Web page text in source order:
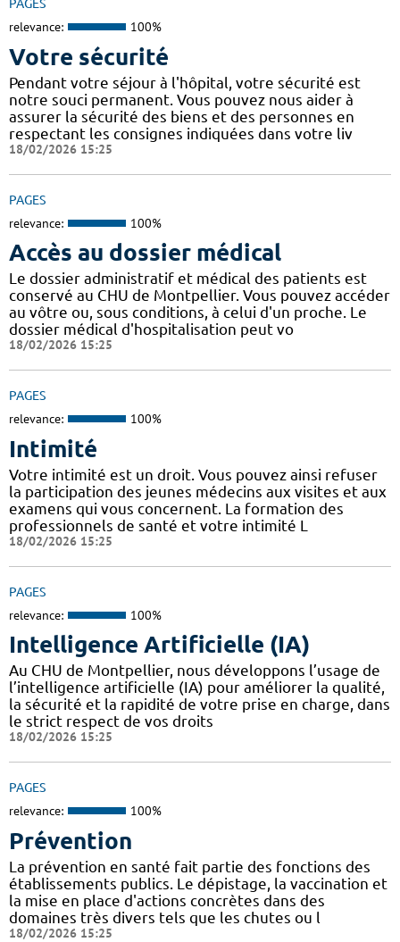
PAGES
relevance: 100%
Votre sécurité
Pendant votre séjour à l'hôpital, votre sécurité est
notre souci permanent. Vous pouvez nous aider à
assurer la sécurité des biens et des personnes en
respectant les consignes indiquées dans votre liv
18/02/2026 15:25
PAGES
relevance: 100%
Accès au dossier médical
Le dossier administratif et médical des patients est
conservé au CHU de Montpellier. Vous pouvez accéder
au vôtre ou, sous conditions, à celui d'un proche. Le
dossier médical d'hospitalisation peut vo
18/02/2026 15:25
PAGES
relevance: 100%
Intimité
Votre intimité est un droit. Vous pouvez ainsi refuser
la participation des jeunes médecins aux visites et aux
examens qui vous concernent. La formation des
professionnels de santé et votre intimité L
18/02/2026 15:25
PAGES
relevance: 100%
Intelligence Artificielle (IA)
Au CHU de Montpellier, nous développons l’usage de
l’intelligence artificielle (IA) pour améliorer la qualité,
la sécurité et la rapidité de votre prise en charge, dans
le strict respect de vos droits
18/02/2026 15:25
PAGES
relevance: 100%
Prévention
La prévention en santé fait partie des fonctions des
établissements publics. Le dépistage, la vaccination et
la mise en place d'actions concrètes dans des
domaines très divers tels que les chutes ou l
18/02/2026 15:25